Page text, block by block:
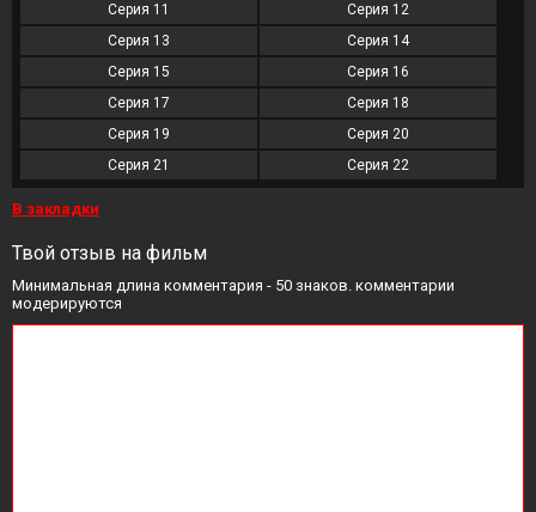
Серия 11
Серия 12
Серия 13
Серия 14
Серия 15
Серия 16
Серия 17
Серия 18
Серия 19
Серия 20
Серия 21
Серия 22
В закладки
Твой отзыв на фильм
Минимальная длина комментария - 50 знаков. комментарии
модерируются